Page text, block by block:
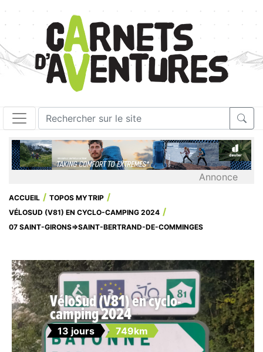
Annonce
ACCUEIL
TOPOS MYTRIP
VÉLOSUD (V81) EN CYCLO-CAMPING 2024
07 SAINT-GIRONS=>SAINT-BERTRAND-DE-COMMINGES
VéloSud (V81) en cyclo-
camping 2024
13 jours 749km